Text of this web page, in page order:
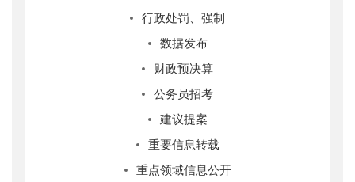
行政处罚、强制
数据发布
财政预决算
公务员招考
建议提案
重要信息转载
重点领域信息公开